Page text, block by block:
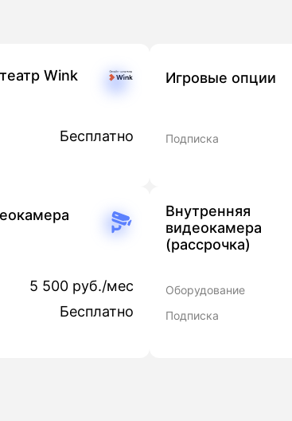
Wink
Бесплатно
Игровые опции
Подписка
5 500 руб./мес
Бесплатно
Внутренняя
видеокамера
(рассрочка)
Оборудование
Подписка